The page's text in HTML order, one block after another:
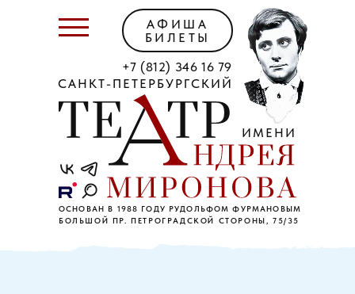
САНКТ-ПЕТЕРБУРГСКИЙ
ИМЕНИ
ОСНОВАН В 1988 ГОДУ РУДОЛЬФОМ ФУРМАНОВЫМ
+7 (812) 346 16 79
БОЛЬШОЙ ПР. ПЕТРОГРАДСКОЙ СТОРОНЫ, 75/35
АФИША
БИЛЕТЫ